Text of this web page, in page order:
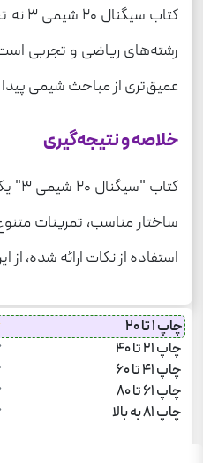
رشته‌های ریاضی و تجربی
عمیق‌تری از مباحث شیمی پیدا
خلاصه و نتیجه‌گیری
ساختار مناسب، تمرینات
استفاده از نکات ارائه شده، از
چاپ 1 تا 20
چاپ 21 تا 40
چاپ 41 تا 60
چاپ 61 تا 80
چاپ 81 به بالا